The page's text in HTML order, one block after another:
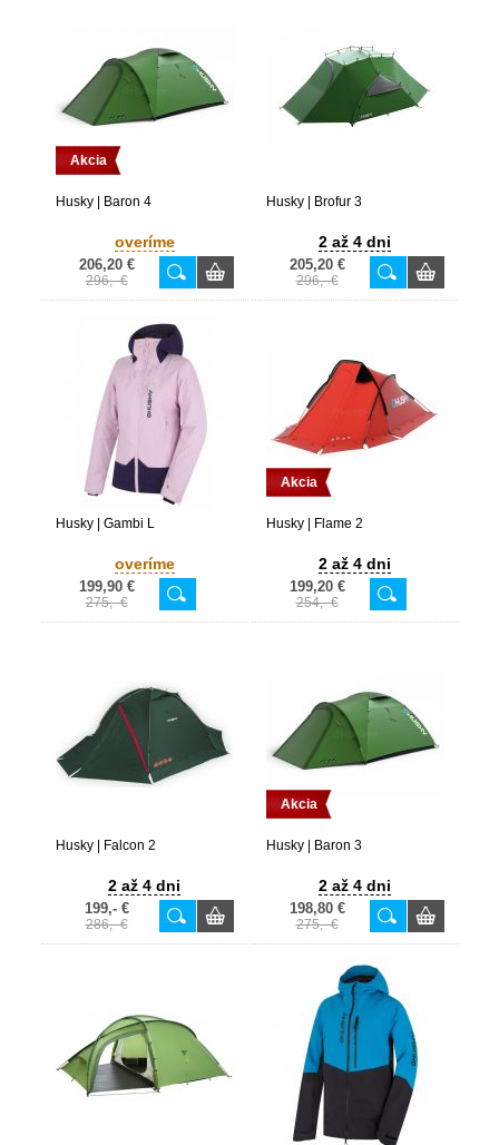
Akcia
Husky | Baron 4
overíme
206,20 €
296,- €
Husky | Brofur 3
2 až 4 dni
205,20 €
296,- €
Husky | Gambi L
overíme
199,90 €
275,- €
Akcia
Husky | Flame 2
2 až 4 dni
199,20 €
254,- €
Husky | Falcon 2
2 až 4 dni
199,- €
286,- €
Akcia
Husky | Baron 3
2 až 4 dni
198,80 €
275,- €